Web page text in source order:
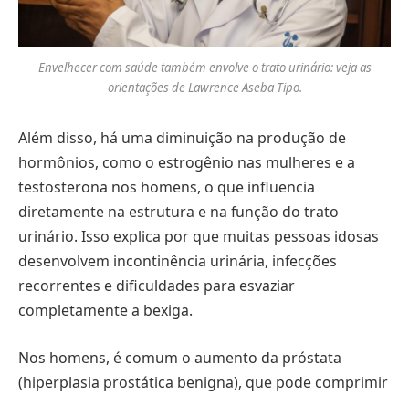
Envelhecer com saúde também envolve o trato urinário: veja as
orientações de Lawrence Aseba Tipo.
Além disso, há uma diminuição na produção de
hormônios, como o estrogênio nas mulheres e a
testosterona nos homens, o que influencia
diretamente na estrutura e na função do trato
urinário. Isso explica por que muitas pessoas idosas
desenvolvem incontinência urinária, infecções
recorrentes e dificuldades para esvaziar
completamente a bexiga.
Nos homens, é comum o aumento da próstata
(hiperplasia prostática benigna), que pode comprimir